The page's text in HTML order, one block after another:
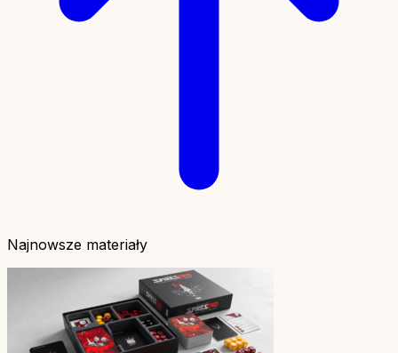
Najnowsze materiały